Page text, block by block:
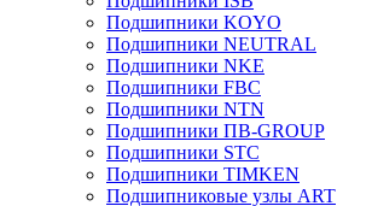
Подшипники KOYO
Подшипники NEUTRAL
Подшипники NKE
Подшипники FBC
Подшипники NTN
Подшипники ПВ-GROUP
Подшипники STC
Подшипники TIMKEN
Подшипниковые узлы ART